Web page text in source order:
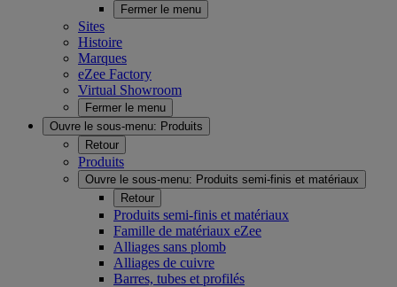
Fermer le menu
Sites
Histoire
Marques
eZee Factory
Virtual Showroom
Fermer le menu
Ouvre le sous-menu: Produits
Retour
Produits
Ouvre le sous-menu: Produits semi-finis et matériaux
Retour
Produits semi-finis et matériaux
Famille de matériaux eZee
Alliages sans plomb
Alliages de cuivre
Barres, tubes et profilés